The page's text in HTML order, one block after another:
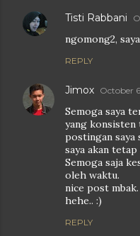
Tisti Rabbani
ngomong2,
REPLY
Jimox October
Semoga saya
yang konsisten
postingan saya
saya akan
Semoga saja
oleh waktu.
nice post
hehe.. :)
REPLY